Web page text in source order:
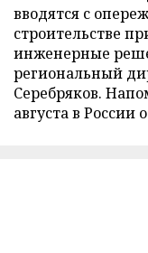
вводятся с
строительстве
инженерные
региональный
Серебряков.
августа в России